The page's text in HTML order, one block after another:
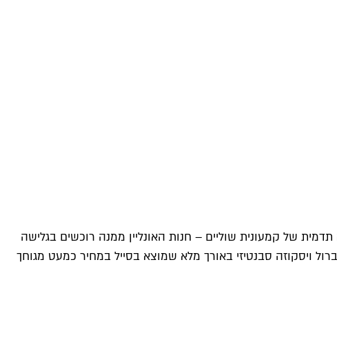
של קמעונית שוליים – חנות האונליין ממנה רוכשים בגלישה
ויסקוזה סבנטיזי באורך מלא שמוצא בסייל במחיר כמעט מגוחך